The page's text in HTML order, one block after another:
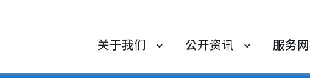
关于我们 公开资讯 服务